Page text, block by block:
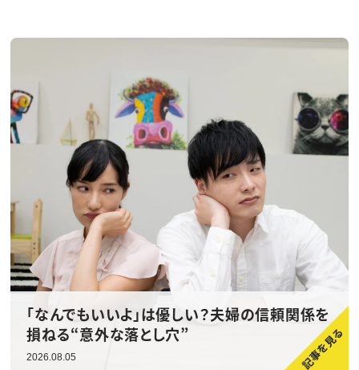
「なんでもいいよ」は優しい？夫婦の信頼関係を
損ねる“意外な落とし穴”
2026.08.05